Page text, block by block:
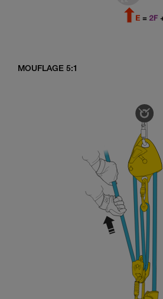
MOUFLAGE 5:1